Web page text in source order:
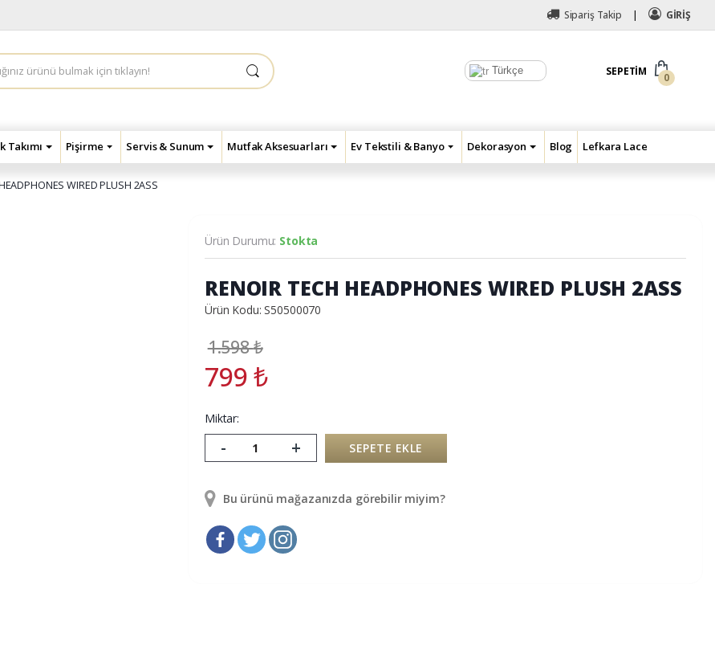
Sipariş Takip GİRİŞ
Türkçe SEPETIM
0
Takımı Pişirme Servis & Sunum Mutfak Aksesuarları Ev Tekstili & Banyo Dekorasyon Blog Lefkara Lace
WIRED PLUSH 2ASS
Ürün Durumu: Stokta
RENOIR TECH HEADPHONES WIRED PLUSH 2ASS
Ürün Kodu: S50500070
1.598₺
799₺
Miktar:
- + SEPETE EKLE
Bu ürünü mağazanızda görebilir miyim?